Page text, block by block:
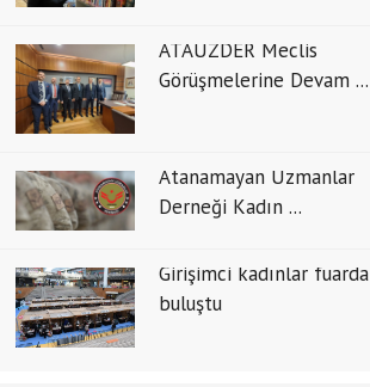
ATAUZDER Meclis
Görüşmelerine Devam ...
Atanamayan Uzmanlar
Derneği Kadın ...
Girişimci kadınlar fuarda
buluştu